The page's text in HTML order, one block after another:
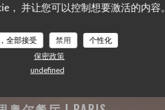
， 并让您可以控制想要激活的内容。
全部接受 禁用
个性化
保密政策
undefined